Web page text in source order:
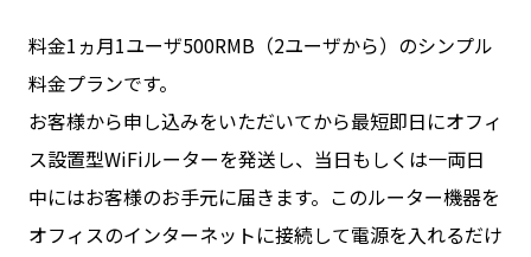
料金1ヵ月1ユーザ500RMB（2ユーザから）のシンプル
料金プランです。
お客様から申し込みをいただいてから最短即日にオフィ
ス設置型WiFiルーターを発送し、当日もしくは一両日
中にはお客様のお手元に届きます。このルーター機器を
オフィスのインターネットに接続して電源を入れるだけ